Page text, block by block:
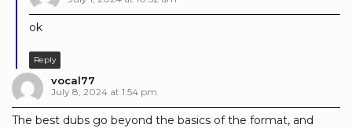
ok
Reply
vocal77
July 8, 2024 at 1:54 pm
The best dubs go beyond the basics of the format, and